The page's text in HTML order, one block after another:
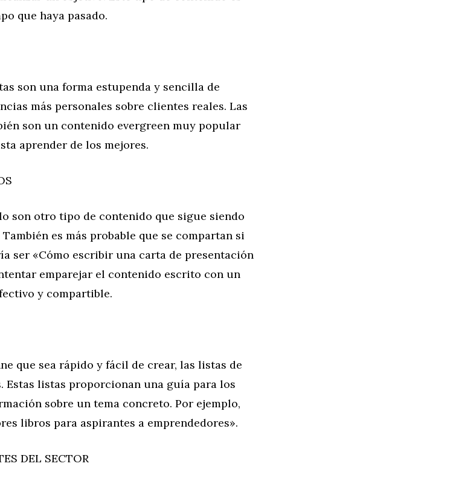
que haya pasado.
son una forma estupenda y sencilla de
más personales sobre clientes reales. Las
son un contenido evergreen muy popular
aprender de los mejores.
son otro tipo de contenido que sigue siendo
es más probable que se compartan si
ser «Cómo escribir una carta de presentación
emparejar el contenido escrito con un
y compartible.
que sea rápido y fácil de crear, las listas de
Estas listas proporcionan una guía para los
sobre un tema concreto. Por ejemplo,
libros para aspirantes a emprendedores».
DEL SECTOR